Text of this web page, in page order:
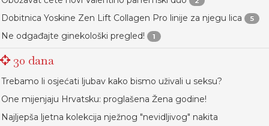
Dobitnica Yoskine Zen Lift Collagen Pro linije za njegu lica 5
Ne odgađajte ginekološki pregled! 1
30 dana
Trebamo li osjećati ljubav kako bismo uživali u seksu?
One mijenjaju Hrvatsku: proglašena Žena godine!
Najljepša ljetna kolekcija nježnog "nevidljivog" nakita